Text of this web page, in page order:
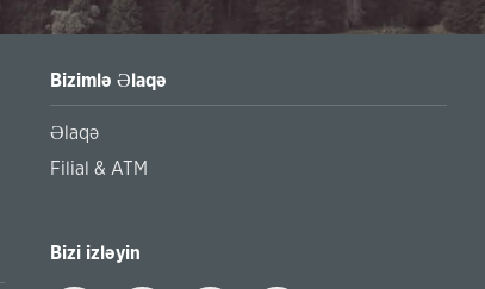
Naxçıvan filialımız Naxçıvan Muxtar Respublikasında
Bizimlə Əlaqə
Əlaqə
Filial & ATM
Bizi izləyin